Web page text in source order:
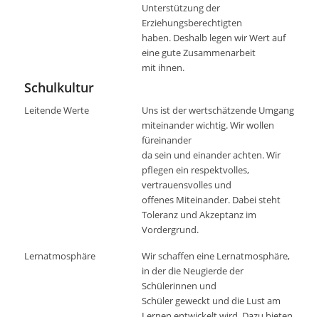
Unterstützung der
Erziehungsberechtigten
haben. Deshalb legen wir Wert auf
eine gute Zusammenarbeit
mit ihnen.
Schulkultur
Leitende Werte
Uns ist der wertschätzende Umgang
miteinander wichtig. Wir wollen
füreinander
da sein und einander achten. Wir
pflegen ein respektvolles,
vertrauensvolles und
offenes Miteinander. Dabei steht
Toleranz und Akzeptanz im
Vordergrund.
Lernatmosphäre
Wir schaffen eine Lernatmosphäre,
in der die Neugierde der
Schülerinnen und
Schüler geweckt und die Lust am